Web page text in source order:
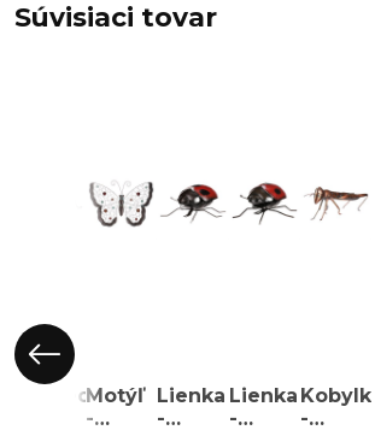
Súvisiaci tovar
MravecMotýľ
-
Lienka
-
Lienka
-
Kobylka
-